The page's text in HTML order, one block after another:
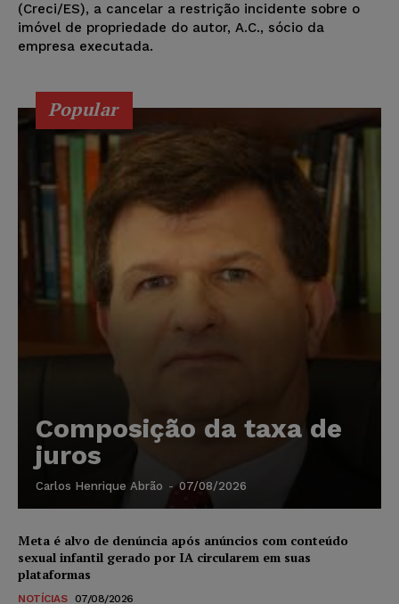
(Creci/ES), a cancelar a restrição incidente sobre o
imóvel de propriedade do autor, A.C., sócio da
empresa executada.
Popular
Composição da taxa de
juros
Carlos Henrique Abrão - 07/08/2026
Meta é alvo de denúncia após anúncios com conteúdo
sexual infantil gerado por IA circularem em suas
plataformas
NOTÍCIAS 07/08/2026